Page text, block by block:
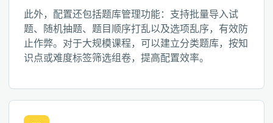
此外，配置还包括题库管理功能：支持批量导入试
题、随机抽题、题目顺序打乱以及选项乱序，有效防
止作弊。对于大规模课程，可以建立分类题库，按知
识点或难度标签筛选组卷，提高配置效率。